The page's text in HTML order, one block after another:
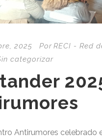
2025 PorRECI - Red
categorizar
Antirumores celebrado